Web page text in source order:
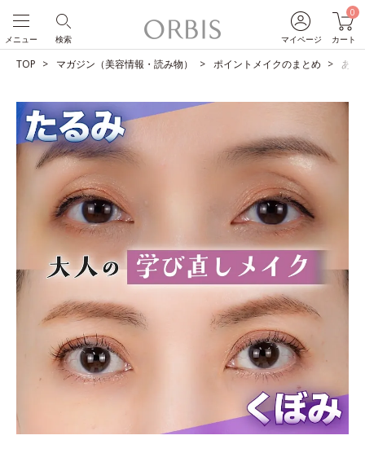
マイページ
0
カート
検索
メニュー
TOP マガジン（美容情報・読み物） ポイントメイクのまとめ あな